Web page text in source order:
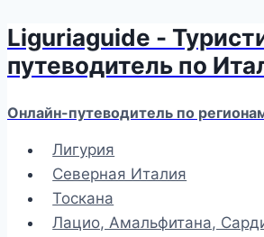
Перейти
к
содержимому
Liguriaguide -
путеводитель по
Онлайн-путеводитель по
Лигурия
Северная Италия
Тоскана
Лацио, Амальфитана,